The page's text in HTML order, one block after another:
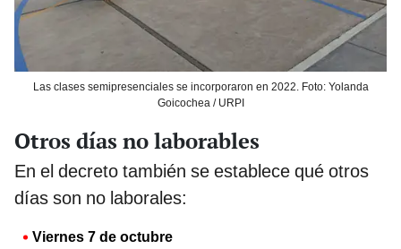
Las clases semipresenciales se incorporaron en 2022. Foto: Yolanda
Goicochea / URPI
Otros días no laborables
En el decreto también se establece qué otros
días son no laborales:
Viernes 7 de octubre